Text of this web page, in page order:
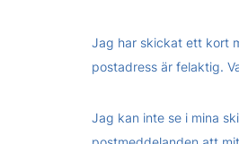
Jag har skickat ett kort
postadress är felaktig.
Jag kan inte se i mina